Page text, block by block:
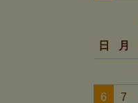
日
月
6 7